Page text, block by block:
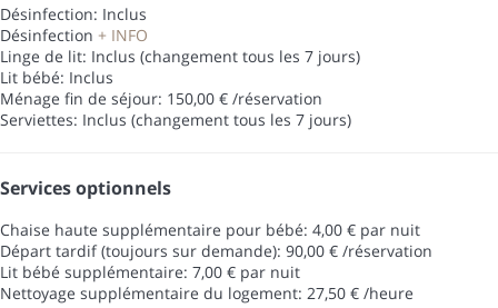
Désinfection: Inclus
Désinfection + INFO
Linge de lit: Inclus (changement tous les 7 jours)
Lit bébé: Inclus
Ménage fin de séjour: 150,00 € /réservation
Serviettes: Inclus (changement tous les 7 jours)
Services optionnels
Chaise haute supplémentaire pour bébé: 4,00 € par nuit
Départ tardif (toujours sur demande): 90,00 € /réservation
Lit bébé supplémentaire: 7,00 € par nuit
Nettoyage supplémentaire du logement: 27,50 € /heure